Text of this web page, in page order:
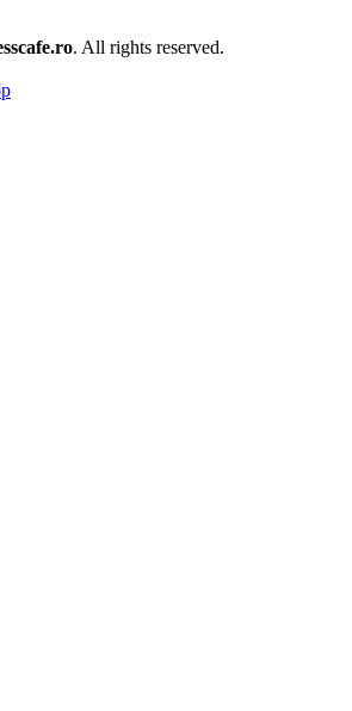
. All rights reserved.